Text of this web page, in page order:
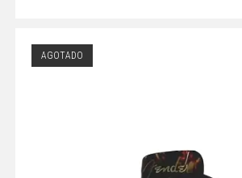
AGOTADO